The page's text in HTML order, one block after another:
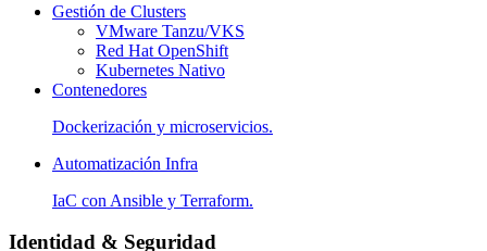
Gestión de Clusters
VMware Tanzu/VKS
Red Hat OpenShift
Kubernetes Nativo
Contenedores
Dockerización y microservicios.
Automatización Infra
IaC con Ansible y Terraform.
Identidad & Seguridad